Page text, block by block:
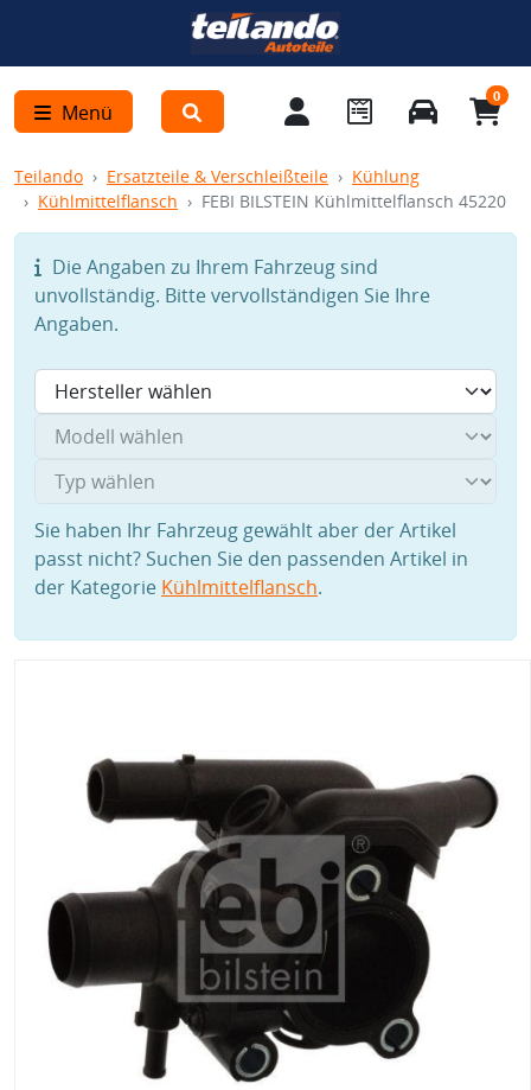
Menü
0
Teilando Ersatzteile & Verschleißteile
Kühlung
Kühlmittelflansch
FEBI BILSTEIN Kühlmittelflansch 45220
Die Angaben zu Ihrem Fahrzeug sind
unvollständig. Bitte vervollständigen Sie Ihre
Angaben.
Sie haben Ihr Fahrzeug gewählt aber der Artikel
passt nicht? Suchen Sie den passenden Artikel in
der Kategorie Kühlmittelflansch.